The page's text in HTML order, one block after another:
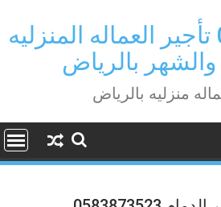
0596042802 تأجير العماله المنزليه
والشهر بالرياض
منزليه بالرياض